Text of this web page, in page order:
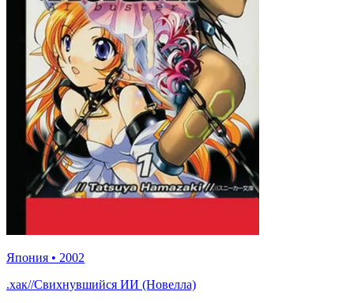
Япония • 2002
.хак//Свихнувшийся ИИ (Новелла)